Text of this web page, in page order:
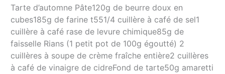
Tarte d’automne Pâte120g de beurre doux en
cubes185g de farine t551/4 cuillère à café de sel1
cuillère à café rase de levure chimique85g de
faisselle Rians (1 petit pot de 100g égoutté) 2
cuillères à soupe de crème fraîche entière2 cuillères
à café de vinaigre de cidreFond de tarte50g amaretti